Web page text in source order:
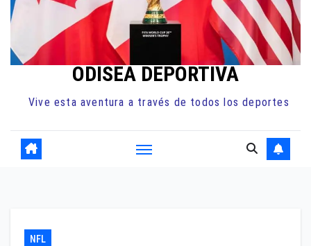
ODISEA DEPORTIVA
Vive esta aventura a través de todos los deportes
NFL